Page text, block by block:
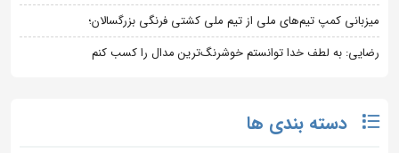
میزبانی کمپ تیم‌های ملی از تیم ملی کشتی فرنگی بزرگسالان؛
رضایی: به لطف خدا توانستم خوشرنگ‌ترین مدال را کسب کنم
دسته بندی ها